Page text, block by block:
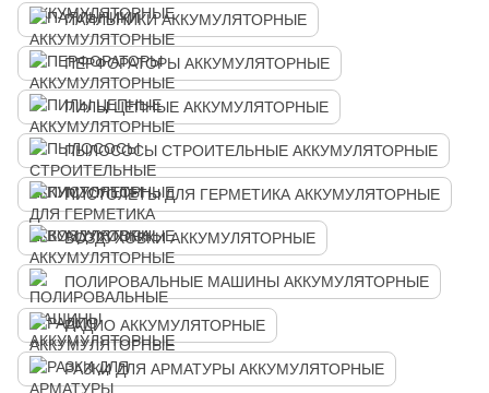
ПАЯЛЬНИКИ АККУМУЛЯТОРНЫЕ
ПЕРФОРАТОРЫ АККУМУЛЯТОРНЫЕ
ПИЛЫ ЦЕПНЫЕ АККУМУЛЯТОРНЫЕ
ПЫЛОСОСЫ СТРОИТЕЛЬНЫЕ АККУМУЛЯТОРНЫЕ
ПИСТОЛЕТЫ ДЛЯ ГЕРМЕТИКА АККУМУЛЯТОРНЫЕ
ВОЗДУХОВКИ АККУМУЛЯТОРНЫЕ
ПОЛИРОВАЛЬНЫЕ МАШИНЫ АККУМУЛЯТОРНЫЕ
РАДИО АККУМУЛЯТОРНЫЕ
РАЗКИ ДЛЯ АРМАТУРЫ АККУМУЛЯТОРНЫЕ